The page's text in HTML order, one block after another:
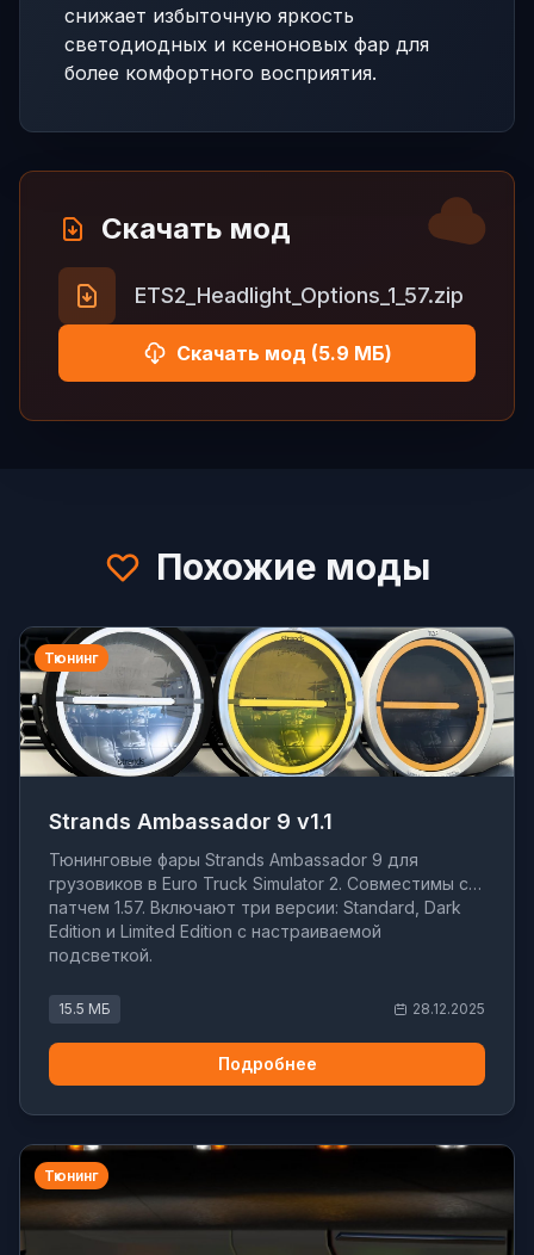
снижает избыточную яркость
светодиодных и ксеноновых фар для
более комфортного восприятия.
Скачать мод
ETS2_Headlight_Options_1_57.zip
Скачать мод (5.9 МБ)
Похожие моды
Тюнинг
Strands Ambassador 9 v1.1
Тюнинговые фары Strands Ambassador 9 для
грузовиков в Euro Truck Simulator 2. Совместимы с
патчем 1.57. Включают три версии: Standard, Dark
Edition и Limited Edition с настраиваемой
подсветкой.
15.5 МБ 28.12.2025
Подробнее
Тюнинг